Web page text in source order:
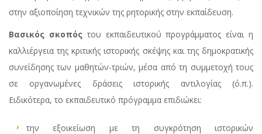
στην αξιοποίηση τεχνικών της ρητορικής στην εκπαίδευση.
Βασικός σκοπόςτου εκπαιδευτικού προγράμματος είναι η
καλλιέργεια της κριτικής ιστορικής σκέψης και της δημοκρατικής
συνείδησης των μαθητών-τριών, μέσα από τη συμμετοχή τους
σε οργανωμένες δράσεις ιστορικής αντιλογίας (ό.π.).
Ειδικότερα, το εκπαιδευτικό πρόγραμμα επιδιώκει:
την εξοικείωση με τη συγκρότηση ιστορικών